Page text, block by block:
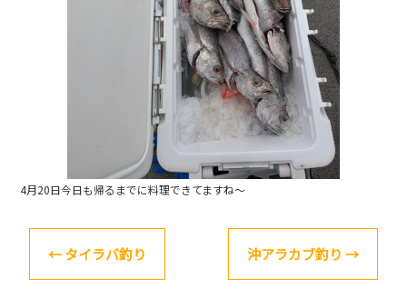
4月20日今日も帰るまでに料理できてますね～
←タイラバ釣り 沖アラカブ釣り →